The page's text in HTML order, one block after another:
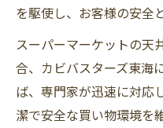
を駆使し、お客様の安全
スーパーマーケットの天
合、カビバスターズ東海
ば、専門家が迅速に対応
潔で安全な買い物環境を